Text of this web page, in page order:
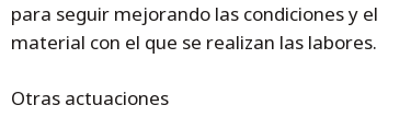
para seguir mejorando las condiciones y el
material con el que se realizan las labores.
Otras actuaciones